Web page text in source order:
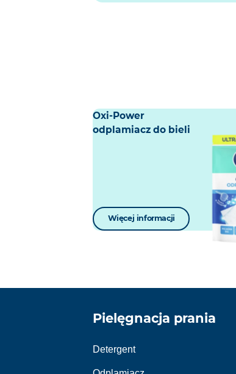
Oxi-Power
odplamiacz do bieli
Więcej informacji
Pielęgnacja prania
Detergent